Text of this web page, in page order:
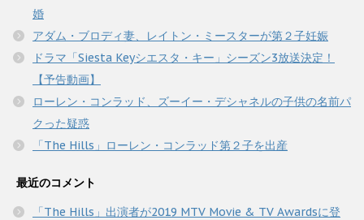
婚
アダム・ブロディ妻、レイトン・ミースターが第２子妊娠
ドラマ「Siesta Keyシエスタ・キー」シーズン3放送決定！
【予告動画】
ローレン・コンラッド、ズーイー・デシャネルの子供の名前パ
クった疑惑
「The Hills」ローレン・コンラッド第２子を出産
最近のコメント
「The Hills」出演者が2019 MTV Movie & TV Awardsに登